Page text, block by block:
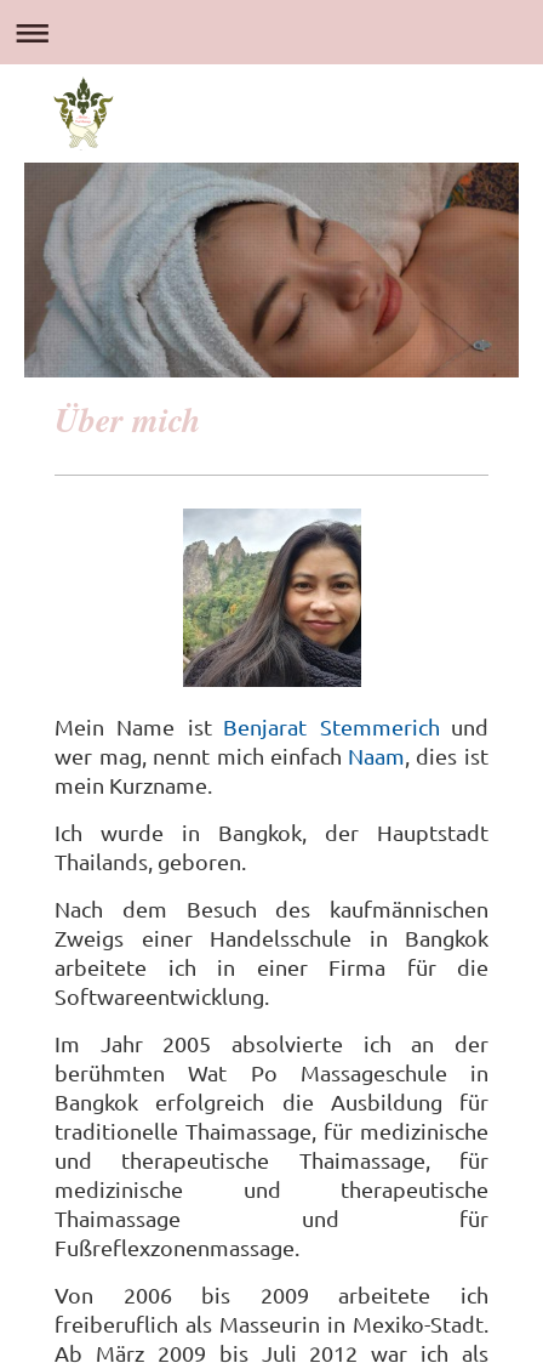
Über mich
Mein Name ist Benjarat Stemmerich und
wer mag, nennt mich einfach Naam , dies ist
mein Kurzname.
Ich wurde in Bangkok, der Hauptstadt
Thailands, geboren.
Nach dem Besuch des kaufmännischen
Zweigs einer Handelsschule in Bangkok
arbeitete ich in einer Firma für die
Softwareentwicklung.
Im Jahr 2005 absolvierte ich an der
berühmten Wat Po Massageschule in
Bangkok erfolgreich die Ausbildung für
traditionelle Thaimassage, für medizinische
und therapeutische Thaimassage, für
medizinische und therapeutische
Thaimassage und für
Fußreflexzonenmassage.
Von 2006 bis 2009 arbeitete ich
freiberuflich als Masseurin in Mexiko-Stadt.
Ab März 2009 bis Juli 2012 war ich als